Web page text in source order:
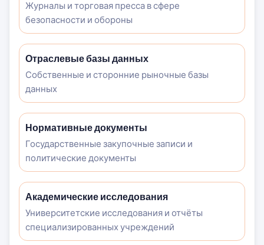
Журналы и торговая пресса в сфере
безопасности и обороны
Отраслевые базы данных
Собственные и сторонние рыночные базы
данных
Нормативные документы
Государственные закупочные записи и
политические документы
Академические исследования
Университетские исследования и отчёты
специализированных учреждений